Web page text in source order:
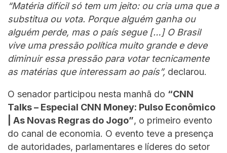
“Matéria difícil só tem um jeito: ou cria uma que a
substitua ou vota. Porque alguém ganha ou
alguém perde, mas o país segue […] O Brasil
vive uma pressão política muito grande e deve
diminuir essa pressão para votar tecnicamente
as matérias que interessam ao país”, declarou.
O senador participou nesta manhã do “CNN
Talks – Especial CNN Money: Pulso Econômico
| As Novas Regras do Jogo”, o primeiro evento
do canal de economia. O evento teve a presença
de autoridades, parlamentares e líderes do setor